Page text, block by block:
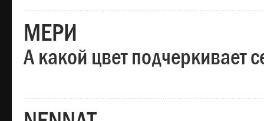
МЕРИ
А какой цвет подчеркивает